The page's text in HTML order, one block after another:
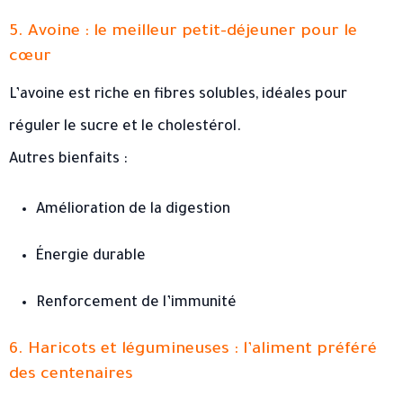
5. Avoine : le meilleur petit-déjeuner pour le
cœur
L’avoine est riche en fibres solubles, idéales pour
réguler le sucre et le cholestérol.
Autres bienfaits :
Amélioration de la digestion
Énergie durable
Renforcement de l’immunité
6. Haricots et légumineuses : l’aliment préféré
des centenaires